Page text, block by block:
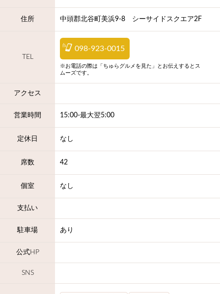
住所 中頭郡北谷町美浜9-8 シーサイドスクエア2F
TEL
098-923-0015
※お電話の際は「ちゅらグルメを見た」とお伝えするとス
ムーズです。
アクセス
営業時間 15:00-最大翌5:00
定休日 なし
席数 42
個室 なし
支払い
駐車場 あり
公式HP
SNS